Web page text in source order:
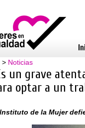
> Noticias
un grave
optar a un
de la Mujer